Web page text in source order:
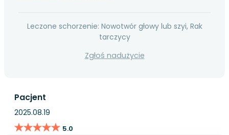
Leczone schorzenie: Nowotwór głowy lub szyi, Rak
tarczycy
Zgłoś nadużycie
Pacjent
2025.08.19
★★★★★
★★★★★ 5.0